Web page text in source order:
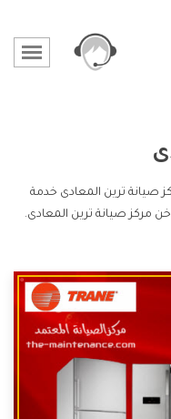
صيانة ترين المعادى خدمة
مركز صيانة ترين المعادى.